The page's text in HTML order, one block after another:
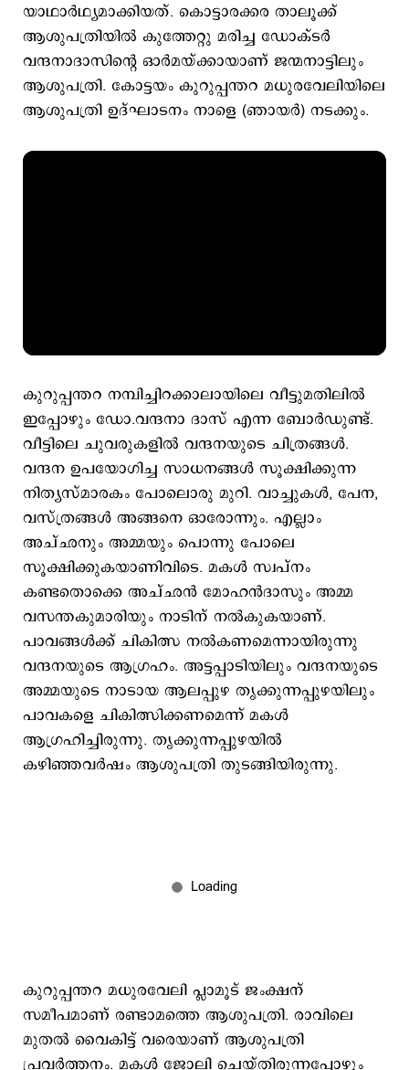
യാഥാർഥ്യമാക്കിയത്. കൊട്ടാരക്കര താലൂക്ക്
ആശുപത്രിയിൽ കുത്തേറ്റു മരിച്ച ഡോക്ടർ
വന്ദനാദാസിന്‍റെ ഓർമയ്ക്കായാണ് ജന്മനാട്ടിലും
ആശുപത്രി. കോട്ടയം കുറുപ്പന്തറ മധുരവേലിയിലെ
ആശുപത്രി ഉദ്ഘാടനം നാളെ (ഞായർ) നടക്കും.
കുറുപ്പന്തറ നമ്പിച്ചിറക്കാലായിലെ വീട്ടുമതിലിൽ
ഇപ്പോഴും ഡോ.വന്ദനാ ദാസ് എന്ന ബോർഡുണ്ട്.
വീട്ടിലെ ചുവരുകളിൽ വന്ദനയുടെ ചിത്രങ്ങൾ.
വന്ദന ഉപയോഗിച്ച സാധനങ്ങൾ സൂക്ഷിക്കുന്ന
നിത്യസ്‌മാരകം പോലൊരു മുറി. വാച്ചുകൾ, പേന,
വസ്ത്രങ്ങൾ അങ്ങനെ ഓരോന്നും. എല്ലാം
അച്ഛനും അമ്മയും പൊന്നു പോലെ
സൂക്ഷിക്കുകയാണിവിടെ. മകൾ സ്വപ്നം
കണ്ടതൊക്കെ അച്ഛൻ മോഹൻദാസും അമ്മ
വസന്തകുമാരിയും നാടിന് നൽകുകയാണ്.
പാവങ്ങൾക്ക് ചികിത്സ നൽകണമെന്നായിരുന്നു
വന്ദനയുടെ ആഗ്രഹം. അട്ടപ്പാടിയിലും വന്ദനയുടെ
അമ്മയുടെ നാടായ ആലപ്പുഴ തൃക്കുന്നപ്പുഴയിലും
പാവകളെ ചികിത്സിക്കണമെന്ന് മകൾ
ആഗ്രഹിച്ചിരുന്നു. തൃക്കുന്നപ്പുഴയിൽ
കഴിഞ്ഞവർഷം ആശുപത്രി തുടങ്ങിയിരുന്നു.
കുറുപ്പന്തറ മധുരവേലി പ്ലാമൂട് ജംക്ഷന്
സമീപമാണ് രണ്ടാമത്തെ ആശുപത്രി. രാവിലെ
മുതൽ വൈകിട്ട് വരെയാണ് ആശുപത്രി
പ്രവർത്തനം. മകൾ ജോലി ചെയ്തിരുന്നപ്പോഴും